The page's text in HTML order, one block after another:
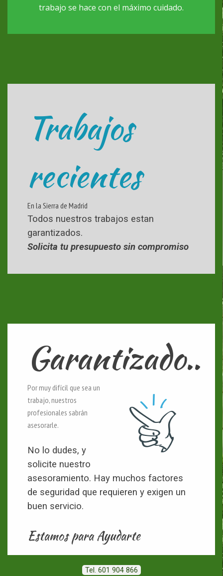
trabajo se hace con el máximo cuidado.
Trabajos
recientes
En la Sierra de Madrid
Todos nuestros trabajos estan
garantizados.
Solicita tu presupuesto sin compromiso
Garantizado..
Por muy difícil que sea un
trabajo, nuestros
profesionales sabrán
asesorarle.
No lo dudes, y
solicite nuestro
asesoramiento. Hay muchos factores
de seguridad que requieren y exigen un
buen servicio.
Estamos para Ayudarte
Tel. 601 904 866